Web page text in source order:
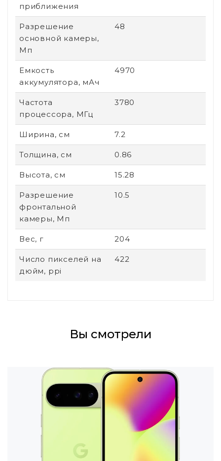
приближения
Разрешение
основной камеры,
Мп
48
Емкость
аккумулятора, мАч
4970
Частота
процессора, МГц
3780
Ширина, см 7.2
Толщина, см 0.86
Высота, см 15.28
Разрешение
фронтальной
камеры, Мп
10.5
Вес, г 204
Число пикселей на
дюйм, ppi
422
Вы смотрели